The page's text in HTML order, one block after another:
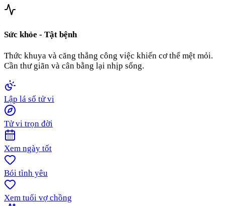
Sức khỏe - Tật bệnh
Thức khuya và căng thẳng công việc khiến cơ thể mệt mỏi.
Cần thư giãn và cân bằng lại nhịp sống.
Lập lá số tử vi
Tử vi trọn đời
Xem ngày tốt
Bói tình yêu
Xem tuổi vợ chồng